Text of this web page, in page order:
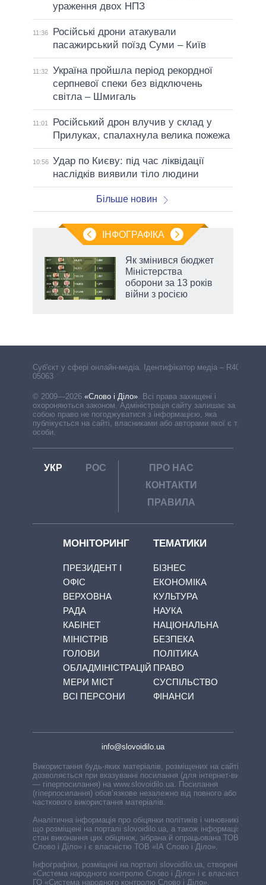
ураження двох НПЗ
11:36
Російські дрони атакували
пасажирський поїзд Суми – Київ
11:32
Україна пройшла період рекордної
серпневої спеки без відключень
світла – Шмигаль
11:01
Російський дрон влучив у склад у
Прилуках, спалахнула велика пожежа
10:56 Удар по Києву: під час ліквідації
наслідків виявили тіло людини
Більше новин
ІНФОГРАФІКА
Як змінився бюджет
Міністерства
оборони за 13 років
війни з росією
Cуб'єкт у сфері онлайн-медіа. Ідентифікатор медіа – R40-
05063
© 2009—2026 «Слово і Діло». Всі права захищені і
охороняються законом. Адміністрація сайту залишає за
собою право не погоджуватися з інформацією, яка
публікується на сайті, власниками або авторами якої є треті
особи.
УКР РОС
ПРО НАС
КОНТАКТИ
ПРАВИЛА
МОНІТОРИНГ
ПРЕЗИДЕНТ І
ОФІС
ВЕРХОВНА
РАДА
КАБІНЕТ
МІНІСТРІВ
ГОЛОВИ
ОБЛАДМІНІСТРАЦІЙ
МЕРИ МІСТ
ВСІ ПЕРСОНИ
ТЕМАТИКИ
БІЗНЕС
ЕКОНОМІКА
КУЛЬТУРА
НАУКА
НАЦІОНАЛЬНА
БЕЗПЕКА
ПОЛІТИКА
ПРАВО
СУСПІЛЬСТВО
ФІНАНСИ
info@slovoidilo.ua
Використання будь-яких матеріалів, розміщених на сайті,
дозволяється при вказуванні посилання (для інтернет-видань
— гіперпосилання) на www.slovoidilo.ua. Посилання
(гіперпосилання) обов’язкове незалежно від повного або
часткового використання матеріалів.
Аналітична інформація про обіцянки політиків і чиновників,
що розміщені на порталі slovoidilo.ua, а також інформація про
стан виконання цих обіцянок, зібрана й опрацьована ТОВ «ІА
Слово і Діло» і є власністю ТОВ «ІА Слово і Діло».
Інфографіки, розміщені на порталі slovoidilo.ua, створені ГО
«Система народного контролю Слово і Діло» і є власністю
ГО «Система народного контролю Слово і Діло».